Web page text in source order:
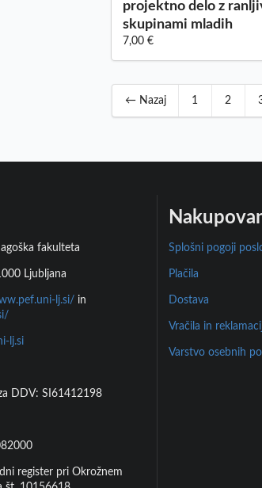
projektno delo z
skupinami mladih
7,00 €
← Nazaj 1 2
fakulteta
Ljubljana
lj.si/ in
lj.si
DDV: SI61412198
register pri Okrožnem
Splošni pogoji
Plačila
Dostava
Vračila in
Varstvo osebnih